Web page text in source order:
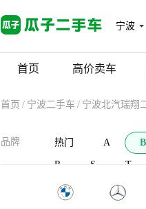
宁波
首页 高价卖车
首页 / 宁波二手车 / 宁波北汽瑞翔
品牌 热门 A B
R S T